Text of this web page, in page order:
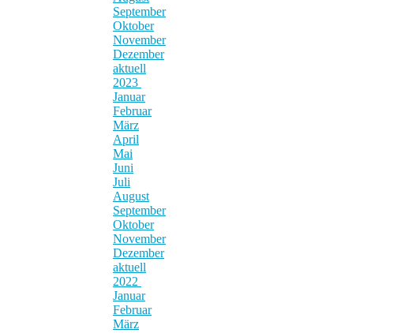
September
Oktober
November
Dezember
aktuell
2023
Januar
Februar
März
April
Mai
Juni
Juli
August
September
Oktober
November
Dezember
aktuell
2022
Januar
Februar
März